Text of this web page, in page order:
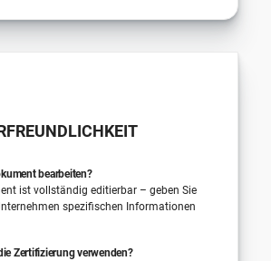
bearbeiten?
ist vollständig editierbar – geben Sie
spezifischen Informationen
Zertifizierung verwenden?